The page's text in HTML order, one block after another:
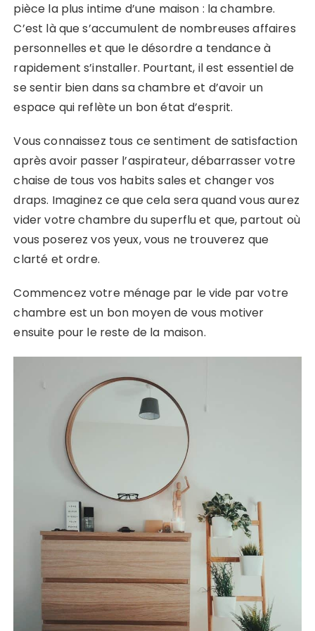
pièce la plus intime d’une maison : la chambre.
C’est là que s’accumulent de nombreuses affaires
personnelles et que le désordre a tendance à
rapidement s’installer. Pourtant, il est essentiel de
se sentir bien dans sa chambre et d’avoir un
espace qui reflète un bon état d’esprit.
Vous connaissez tous ce sentiment de satisfaction
après avoir passer l’aspirateur, débarrasser votre
chaise de tous vos habits sales et changer vos
draps. Imaginez ce que cela sera quand vous aurez
vider votre chambre du superflu et que, partout où
vous poserez vos yeux, vous ne trouverez que
clarté et ordre.
Commencez votre ménage par le vide par votre
chambre est un bon moyen de vous motiver
ensuite pour le reste de la maison.